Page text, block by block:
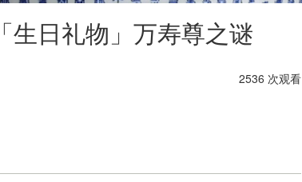
生日礼物」万寿尊之谜
2536 次观看